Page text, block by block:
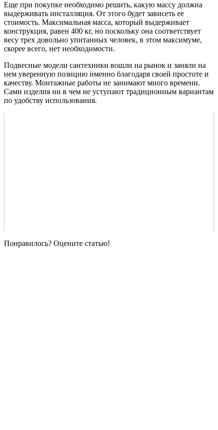
Еще при покупке необходимо решить, какую массу должна
выдерживать инсталляция. От этого будет зависеть ее
стоимость. Максимальная масса, который выдерживает
конструкция, равен 400 кг, но поскольку она соответствует
весу трех довольно упитанных человек, в этом максимуме,
скорее всего, нет необходимости.
Подвесные модели сантехники вошли на рынок и заняли на
нем уверенную позицию именно благодаря своей простоте и
качеству. Монтажные работы не занимают много времени.
Сами изделия ни в чем не уступают традиционным вариантам
по удобству использования.
Понравилось? Оцените статью!